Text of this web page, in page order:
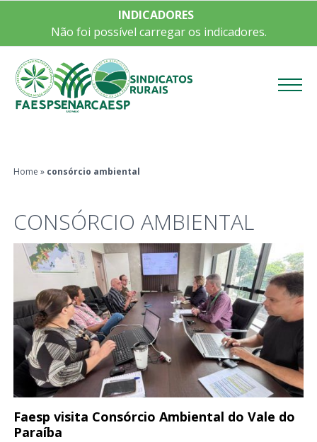
INDICADORES
Não foi possível carregar os indicadores.
Home » consórcio ambiental
CONSÓRCIO AMBIENTAL
Faesp visita Consórcio Ambiental do Vale do
Paraíba